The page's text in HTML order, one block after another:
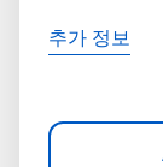
추가 정보